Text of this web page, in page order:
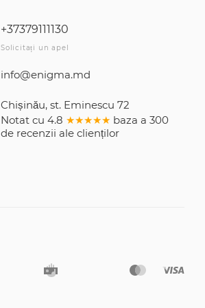
+37379111130
Solicitați un apel
info@enigma.md
Chișinău, st. Eminescu 72
Notat cu 4.8 ★★★★★ baza a 300
de recenzii ale clienților